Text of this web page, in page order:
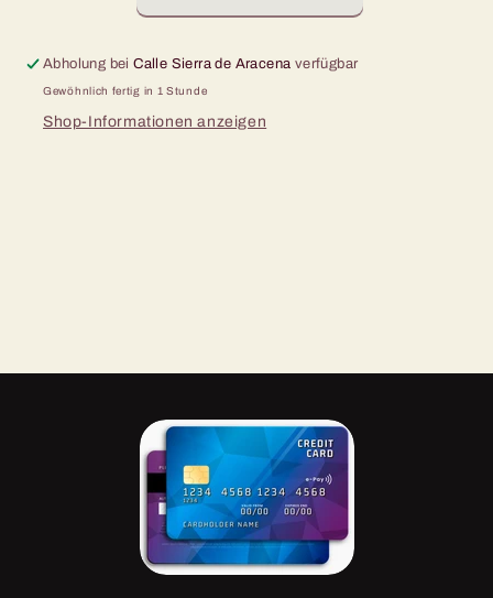
Abholung beiCalle Sierra de Aracena verfügbar
Gewöhnlich fertig in 1 Stunde
Shop-Informationen anzeigen